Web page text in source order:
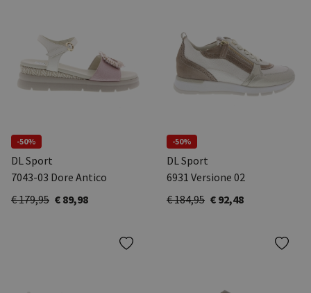
-50%
DL Sport
7043-03 Dore Antico
€ 179,95 € 89,98
-50%
DL Sport
6931 Versione 02
€ 184,95 € 92,48